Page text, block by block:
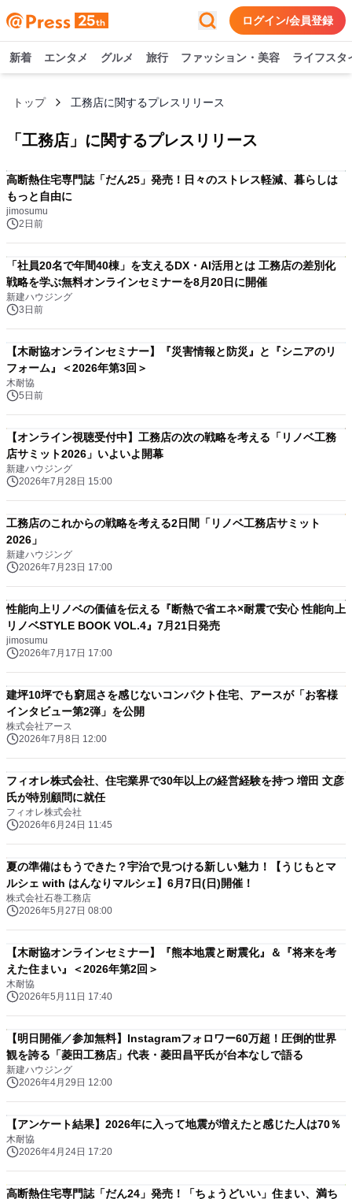
ログイン/会員登録
新着 エンタメ グルメ 旅行 ファッション・美容 ライフスタ
トップ 工務店に関するプレスリリース
「 工務店 」に関するプレスリリース
高断熱住宅専門誌「だん25」発売！日々のストレス軽減、暮らしは
もっと自由に
jimosumu
2日前
「社員20名で年間40棟」を支えるDX・AI活用とは 工務店の差別化
戦略を学ぶ無料オンラインセミナーを8月20日に開催
新建ハウジング
3日前
【木耐協オンラインセミナー】『災害情報と防災』と『シニアのリ
フォーム』＜2026年第3回＞
木耐協
5日前
【オンライン視聴受付中】工務店の次の戦略を考える「リノベ工務
店サミット2026」いよいよ開幕
新建ハウジング
2026年7月28日 15:00
工務店のこれからの戦略を考える2日間「リノベ工務店サミット
2026」
新建ハウジング
2026年7月23日 17:00
性能向上リノベの価値を伝える『断熱で省エネ×耐震で安心 性能向上
リノベSTYLE BOOK VOL.4』7月21日発売
jimosumu
2026年7月17日 17:00
建坪10坪でも窮屈さを感じないコンパクト住宅、アースが「お客様
インタビュー第2弾」を公開
株式会社アース
2026年7月8日 12:00
フィオレ株式会社、住宅業界で30年以上の経営経験を持つ 増田 文彦
氏が特別顧問に就任
フィオレ株式会社
2026年6月24日 11:45
夏の準備はもうできた？宇治で見つける新しい魅力！【うじもとマ
ルシェ with はんなりマルシェ】6月7日(日)開催！
株式会社石巻工務店
2026年5月27日 08:00
【木耐協オンラインセミナー】『熊本地震と耐震化』＆『将来を考
えた住まい』＜2026年第2回＞
木耐協
2026年5月11日 17:40
【明日開催／参加無料】Instagramフォロワー60万超！圧倒的世界
観を誇る「菱田工務店」代表・菱田昌平氏が台本なしで語る
新建ハウジング
2026年4月29日 12:00
【アンケート結果】2026年に入って地震が増えたと感じた人は70％
木耐協
2026年4月24日 17:20
高断熱住宅専門誌「だん24」発売！「ちょうどいい」住まい、満ち